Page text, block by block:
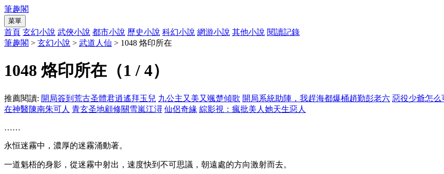
筆趣閣
菜單
首頁 玄幻小說 武俠小說 都市小說 歷史小說 科幻小說 網游小說 其他小說 閱讀記錄
筆趣閣 > 玄幻小說 > 武道人仙 > 1048 烙印所在
1048 烙印所在（1 / 4）
推薦閱讀: 開局簽到荒古圣體君逍遙拜玉兒 九公主又美又颯楚傾歌 開局系統助陣，我趕海都爆桶趙勤彭老六 惡役少爺怎么
在神醫陳南朱可人 青玄圣地顧修關雪嵐江潯 仙侶奇緣 綜影視：瘋批美人她天生惡人
……
永恒迷霧中，濃厚的迷霧涌動著。
一道魁梧的身影，從迷霧中射出，速度快到不可思議，朝遠處的方向激射而去。